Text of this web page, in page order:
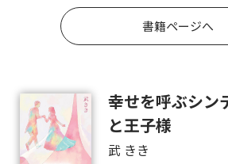
書籍ページへ
幸せを呼ぶシン
と王子様
武 きき